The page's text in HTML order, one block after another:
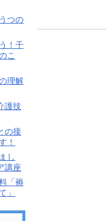
つの
！千
こ
理解
護技
の接
！
し
講座
「褥
」